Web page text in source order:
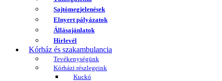
Sajtómegjelenések
Elnyert pályázatok
Állásajánlatok
Hírlevél
Kórház és szakambulancia
Tevékenységünk
Kórházi részlegeink
Kuckó